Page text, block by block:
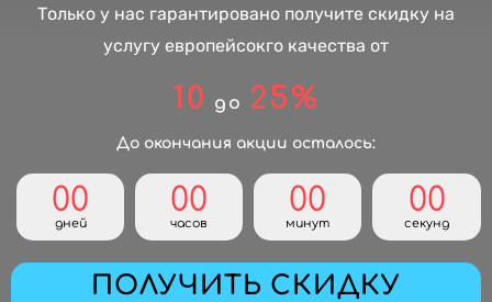
Только у нас гарантировано получите скидку на
услугу европейсокго качества от
10 до 25%
До окончания акции осталось:
00
дней
00
часов
00
минут
00
секунд
ПОЛУЧИТЬ СКИДКУ